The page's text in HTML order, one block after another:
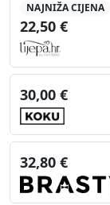
NAJNIŽA CIJENA
22,50 €
30,00 €
32,80 €